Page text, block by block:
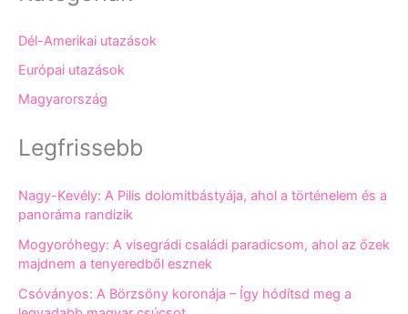
Dél-Amerikai utazások
Európai utazások
Magyarország
Legfrissebb
Nagy-Kevély: A Pilis dolomitbástyája, ahol a történelem és a
panoráma randizik
Mogyoróhegy: A visegrádi családi paradicsom, ahol az őzek
majdnem a tenyeredből esznek
Csóványos: A Börzsöny koronája – Így hódítsd meg a